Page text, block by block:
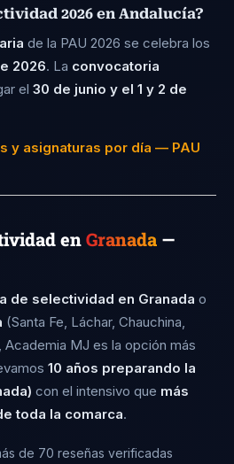
de Mercados
Electrónica
2026 en Andalucía?
de la PAU 2026 se celebra los
2026. La convocatoria
el 30 de junio y el 1 y 2 de
y asignaturas por día — PAU
enGranada —
de selectividad en Granada o
(Santa Fe, Láchar, Chauchina,
MJ es la opción más
10 años preparando la
con el intensivo que más
toda la comarca.
de 70 reseñas verificadas